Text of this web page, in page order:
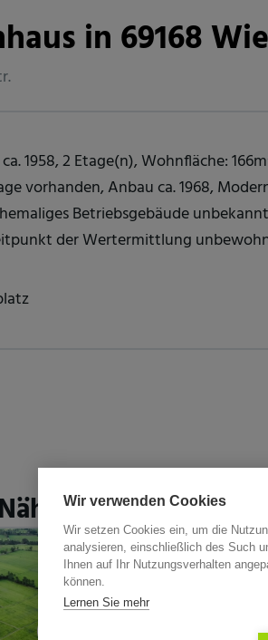
in 69168
1958, 2 Etage(n), Wohnfläche:
vorhanden, Anbau ca. 1968,
Betriebsgebäude
der Wertermittlung
Wir verwenden Cookies
Wir setzen Cookies ein, um die
analysieren, einschließlich des Such
Ihnen auf Ihr Nutzungsverhalten
können.
Lernen Sie mehr